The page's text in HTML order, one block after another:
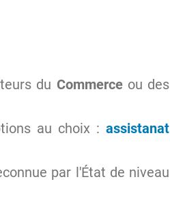
du Commerce ou des
au choix :assistanat
par l'État de niveau